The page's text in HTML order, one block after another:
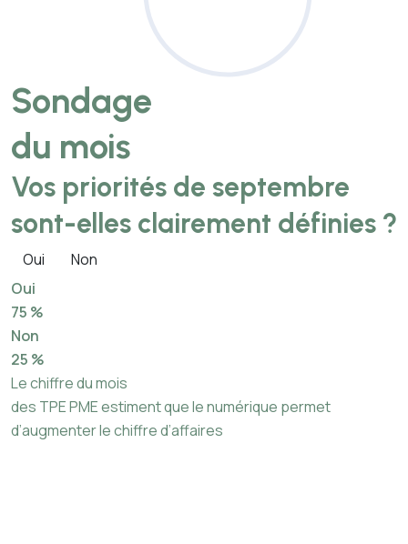
Sondage
du mois
Vos priorités de septembre
sont-elles clairement définies ?
Oui
Non
Oui
75 %
Non
25 %
Le chiffre du mois
des TPE PME estiment que le numérique permet
d’augmenter le chiffre d’affaires